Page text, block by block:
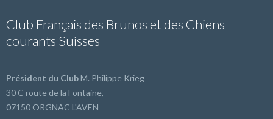
Club Français des Brunos et des Chiens
courants Suisses
Président du ClubM. Philippe Krieg
30 C route de la Fontaine,
07150 ORGNAC L'AVEN